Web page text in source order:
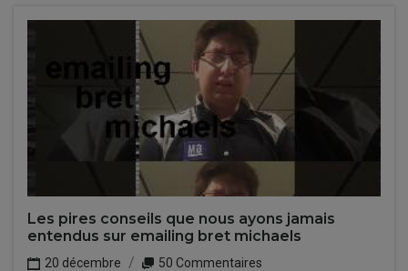
Les pires conseils que nous ayons jamais
entendus sur emailing bret michaels
20 décembre
50 Commentaires